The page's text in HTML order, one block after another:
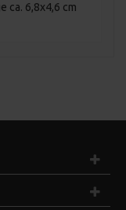
ca. 6,8x4,6 cm